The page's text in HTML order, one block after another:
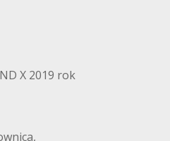
X 2019 rok